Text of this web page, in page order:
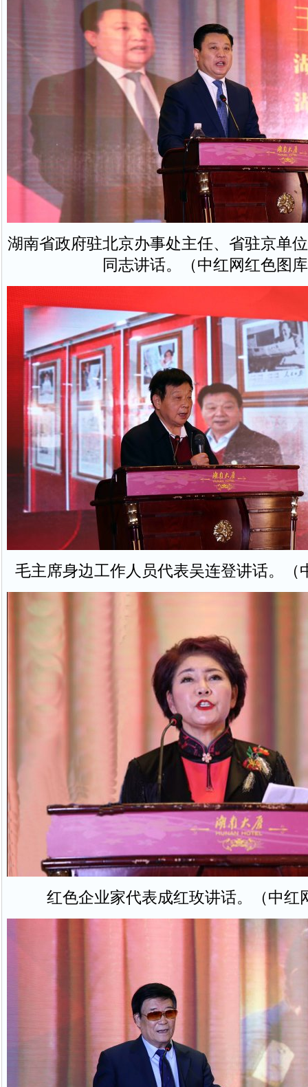
湖南省政府驻北京办事处主任、省驻京单
同志讲话。（中红网红色图
毛主席身边工作人员代表吴连登讲话。（
红色企业家代表成红玫讲话。（中红